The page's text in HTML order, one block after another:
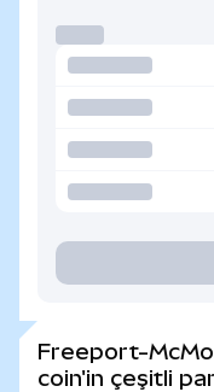
Freeport-
coin'in çeşitli